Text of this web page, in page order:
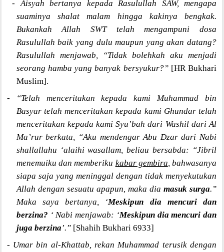
- Aisyah bertanya kepada Rasulullah SAW, mengapa
suaminya shalat malam hingga kakinya bengkak.
Bukankah Allah SWT telah mengampuni dosa
Rasulullah baik yang dulu maupun yang akan datang?
Rasulullah menjawab, “Tidak bolehkah aku menjadi
seorang hamba yang banyak bersyukur?”[HR Bukhari
Muslim].
-
“Telah menceritakan kepada kami Muhammad bin
Basyar telah menceritakan kepada kami Ghundar telah
menceritakan kepada kami Syu’bah dari Washil dari Al
Ma’rur berkata, “Aku mendengar Abu Dzar dari Nabi
shallallahu ‘alaihi wasallam, beliau bersabda: “Jibril
menemuiku dan memberiku kabar gembira, bahwasanya
siapa saja yang meninggal dengan tidak menyekutukan
Allah dengan sesuatu apapun, maka dia masuk surga.”
Maka saya bertanya, ‘Meskipun dia mencuri dan
berzina? ‘ Nabi menjawab: ‘Meskipun dia mencuri dan
juga berzina’.”[Shahih Bukhari 6933]
- Umar bin al-Khattab, rekan Muhammad terusik dengan